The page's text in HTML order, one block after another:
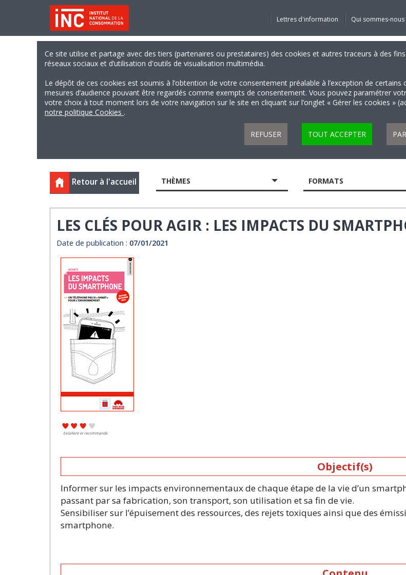
Lettres d'information Qui sommes-nous
Ce site utilise et partage avec des tiers (partenaires ou prestataires) des cookies et autres traceurs à des
réseaux sociaux et d’utilisation d'outils de visualisation multimédia.
Le dépôt de ces cookies est soumis à l’obtention de votre consentement préalable à l’exception de
mesures d’audience pouvant être regardés comme exempts de consentement. Vous pouvez paramétrer
votre choix à tout moment lors de votre navigation sur le site en cliquant sur l’onglet « Gérer les cookies »
notre politique Cookies .
REFUSER TOUT ACCEPTER
Retour à l'accueil THÈMES FORMATS
LES CLÉS POUR AGIR : LES IMPACTS DU
Date de publication : 07/01/2021
Objectif(s)
Informer sur les impacts environnementaux de chaque étape de la vie d’un
passant par sa fabrication, son transport, son utilisation et sa fin de vie.
Sensibiliser sur l’épuisement des ressources, des rejets toxiques ainsi que des
smartphone.